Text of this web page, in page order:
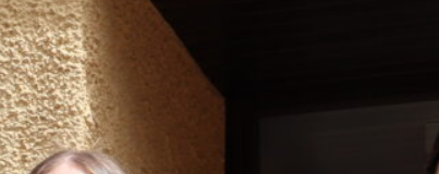
und Mieten, kombiniert
abzurutschen. Diese
sondern auch
konnten, bedaure ich, ich